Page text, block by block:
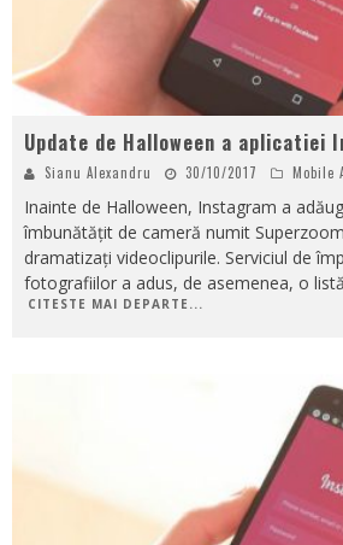
Update de Halloween a aplicatiei
Sianu Alexandru 30/10/2017 Mobile
Inainte de Halloween, Instagram a
îmbunătățit de cameră numit
dramatizați videoclipurile. Serviciul de
fotografiilor a adus, de asemenea, o
CITESTE MAI DEPARTE...